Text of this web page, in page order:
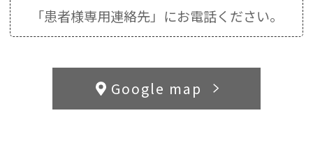
「患者様専用連絡先」にお電話ください。
Google map